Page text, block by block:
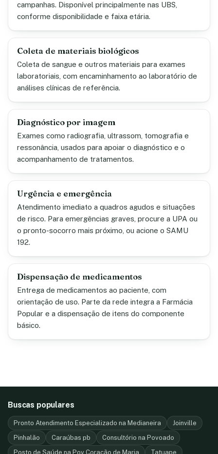
campanhas. Disponível principalmente nas UBS,
conforme disponibilidade e faixa etária.
Coleta de materiais biológicos
Coleta de sangue e outros materiais para exames
laboratoriais, com encaminhamento ao laboratório de
análises clínicas de referência.
Diagnóstico por imagem
Exames como radiografia, ultrassom, tomografia e
ressonância, usados para apoiar o diagnóstico e o
acompanhamento de tratamentos.
Urgência e emergência
Atendimento imediato a quadros agudos e situações
de risco. Para emergências graves, procure a UPA ou
o pronto-socorro mais próximo, ou acione o SAMU
192.
Dispensação de medicamentos
Entrega de medicamentos ao paciente, com
orientação de uso. Parte da rede integra a Farmácia
Popular e a dispensação de itens do componente
básico.
Buscas populares
Pronto Atendimento Especializado na Medianeira
Joinville
Pinhalão
Caraúbas pb
Consultório na Povoado
Posto de Saúde na Pov Coração de Maria
Tatuape